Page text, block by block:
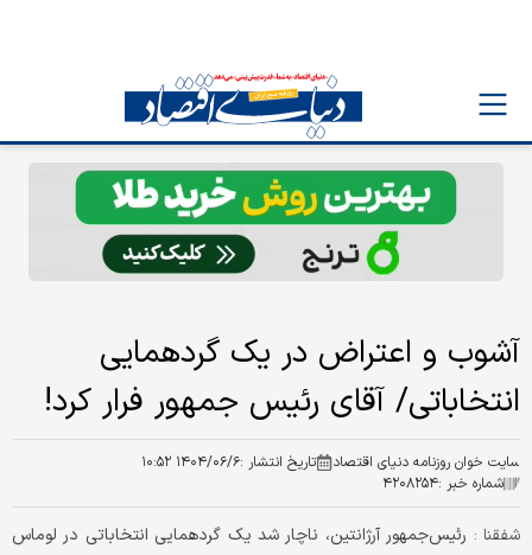
آشوب و اعتراض در یک گردهمایی
انتخاباتی/ آقای رئیس جمهور فرار کرد!
سایت خوان روزنامه دنیای اقتصاد تاریخ انتشار :۱۴۰۴/۰۶/۶ ۱۰:۵۲
شماره خبر :۴۲۰۸۲۵۴
شفقنا : رئیس‌جمهور آرژانتین، ناچار شد یک گردهمایی انتخاباتی در لوماس